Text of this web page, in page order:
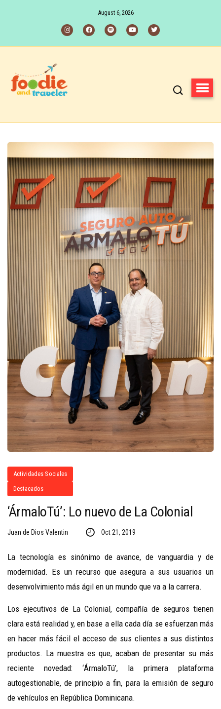
August 6, 2026
Actividades Sociales
Destacados
‘ÁrmaloTú’: Lo nuevo de La Colonial
Juan de Dios Valentin Oct 21, 2019
La tecnología es sinónimo de avance, de vanguardia y de
modernidad. Es un recurso que asegura a sus usuarios un
desenvolvimiento más ágil en un mundo que va a la carrera.
Los ejecutivos de La Colonial, compañía de seguros tienen
clara está realidad y, en base a ella cada día se esfuerzan más
en hacer más fácil el acceso de sus clientes a sus distintos
productos. La muestra es que, acaban de presentar su más
reciente novedad: ‘ÁrmaloTú’, la primera plataforma
autogestionable, de principio a fin, para la emisión de seguro
de vehículos en República Dominicana.